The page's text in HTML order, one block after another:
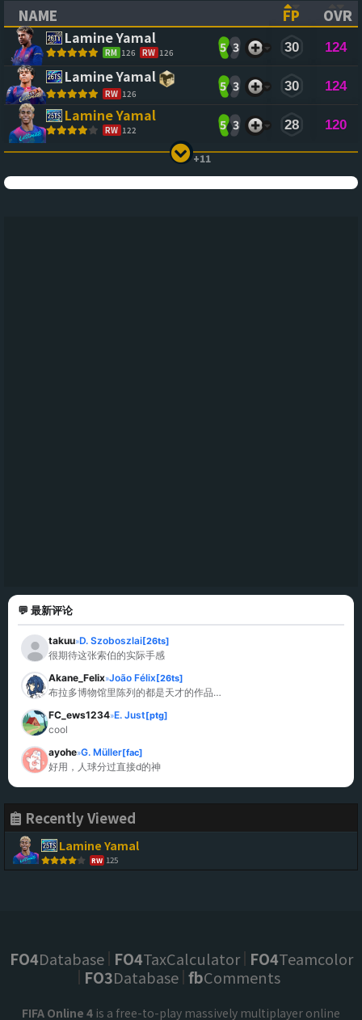
NAME
(CLICK TO SORT ASCENDING)
FP
OVR
Lamine Yamal
RM 126 RW 126 5 3 30 124
Lamine Yamal
RW 126
5 3 30 124
Lamine Yamal
RW 122 5 3 28 120
+11
💬 最新评论
takuu»D. Szoboszlai[26ts]
很期待这张索伯的实际手感
Akane_Felix»João Félix[26ts]
布拉多博物馆里陈列的都是天才的作品…
FC_ews1234»E. Just[ptg]
cool
ayohe»G. Müller[fac]
好用，人球分过直接d的神
Recently Viewed
Lamine Yamal
RW 125
FO4Database FO4TaxCalculator FO4Teamcolor
FO3Database fbComments
FIFA Online 4 is a free-to-play massively multiplayer online